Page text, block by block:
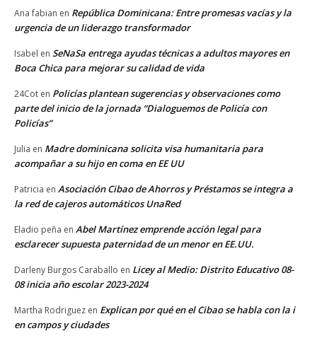
Ana fabian en República Dominicana: Entre promesas vacías y la
urgencia de un liderazgo transformador
Isabel en SeNaSa entrega ayudas técnicas a adultos mayores en
Boca Chica para mejorar su calidad de vida
24Cot en Policías plantean sugerencias y observaciones como
parte del inicio de la jornada “Dialoguemos de Policía con
Policías”
Julia en Madre dominicana solicita visa humanitaria para
acompañar a su hijo en coma en EE UU
Patricia en Asociación Cibao de Ahorros y Préstamos se integra a
la red de cajeros automáticos UnaRed
Eladio peña en Abel Martínez emprende acción legal para
esclarecer supuesta paternidad de un menor en EE.UU.
Darleny Burgos Caraballo en Licey al Medio: Distrito Educativo 08-
08 inicia año escolar 2023-2024
Martha Rodriguez en Explican por qué en el Cibao se habla con la i
en campos y ciudades